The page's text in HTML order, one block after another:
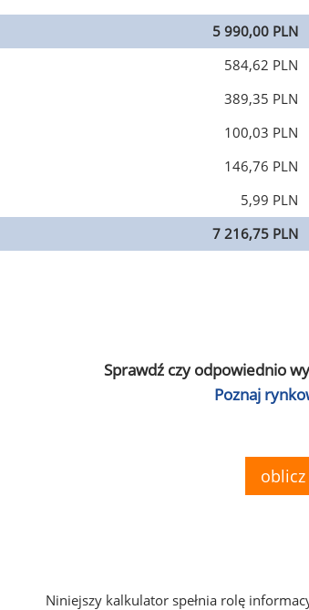
5 990,00 PLN
584,62 PLN
389,35 PLN
100,03 PLN
146,76 PLN
5,99 PLN
7 216,75 PLN
Sprawdź czy odpowiednio
Poznaj
Niniejszy kalkulator spełnia rolę